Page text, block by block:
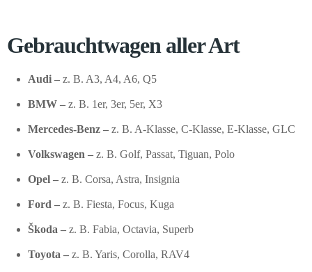
Gebrauchtwagen aller Art
Audi – z. B. A3, A4, A6, Q5
BMW – z. B. 1er, 3er, 5er, X3
Mercedes-Benz – z. B. A-Klasse, C-Klasse, E-Klasse, GLC
Volkswagen – z. B. Golf, Passat, Tiguan, Polo
Opel – z. B. Corsa, Astra, Insignia
Ford – z. B. Fiesta, Focus, Kuga
Škoda – z. B. Fabia, Octavia, Superb
Toyota – z. B. Yaris, Corolla, RAV4